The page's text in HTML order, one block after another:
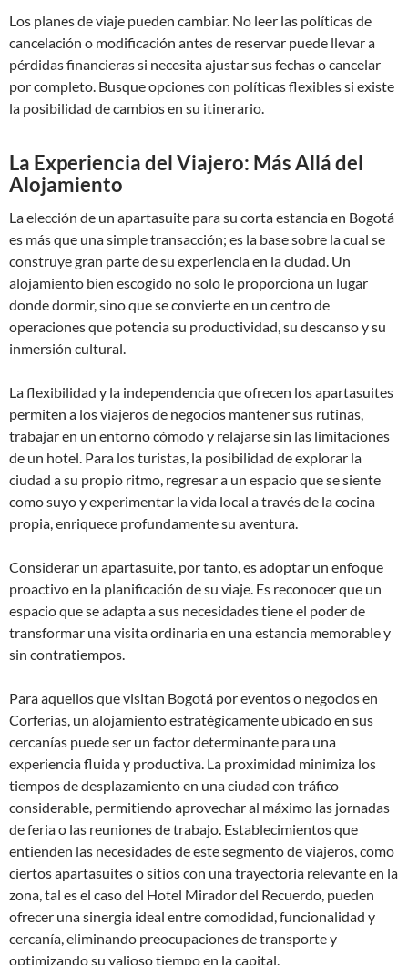
Los planes de viaje pueden cambiar. No leer las políticas de
cancelación o modificación antes de reservar puede llevar a
pérdidas financieras si necesita ajustar sus fechas o cancelar
por completo. Busque opciones con políticas flexibles si existe
la posibilidad de cambios en su itinerario.
La Experiencia del Viajero: Más Allá del
Alojamiento
La elección de un apartasuite para su corta estancia en Bogotá
es más que una simple transacción; es la base sobre la cual se
construye gran parte de su experiencia en la ciudad. Un
alojamiento bien escogido no solo le proporciona un lugar
donde dormir, sino que se convierte en un centro de
operaciones que potencia su productividad, su descanso y su
inmersión cultural.
La flexibilidad y la independencia que ofrecen los apartasuites
permiten a los viajeros de negocios mantener sus rutinas,
trabajar en un entorno cómodo y relajarse sin las limitaciones
de un hotel. Para los turistas, la posibilidad de explorar la
ciudad a su propio ritmo, regresar a un espacio que se siente
como suyo y experimentar la vida local a través de la cocina
propia, enriquece profundamente su aventura.
Considerar un apartasuite, por tanto, es adoptar un enfoque
proactivo en la planificación de su viaje. Es reconocer que un
espacio que se adapta a sus necesidades tiene el poder de
transformar una visita ordinaria en una estancia memorable y
sin contratiempos.
Para aquellos que visitan Bogotá por eventos o negocios en
Corferias, un alojamiento estratégicamente ubicado en sus
cercanías puede ser un factor determinante para una
experiencia fluida y productiva. La proximidad minimiza los
tiempos de desplazamiento en una ciudad con tráfico
considerable, permitiendo aprovechar al máximo las jornadas
de feria o las reuniones de trabajo. Establecimientos que
entienden las necesidades de este segmento de viajeros, como
ciertos apartasuites o sitios con una trayectoria relevante en la
zona, tal es el caso del Hotel Mirador del Recuerdo, pueden
ofrecer una sinergia ideal entre comodidad, funcionalidad y
cercanía, eliminando preocupaciones de transporte y
optimizando su valioso tiempo en la capital.